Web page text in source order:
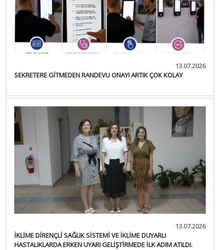
13.07.2026
SEKRETERE GİTMEDEN RANDEVU ONAYI ARTIK ÇOK KOLAY
13.07.2026
İKLİME DİRENÇLİ SAĞLIK SİSTEMİ VE İKLİME DUYARLI
HASTALIKLARDA ERKEN UYARI GELİŞTİRMEDE İLK ADIM ATILDI.